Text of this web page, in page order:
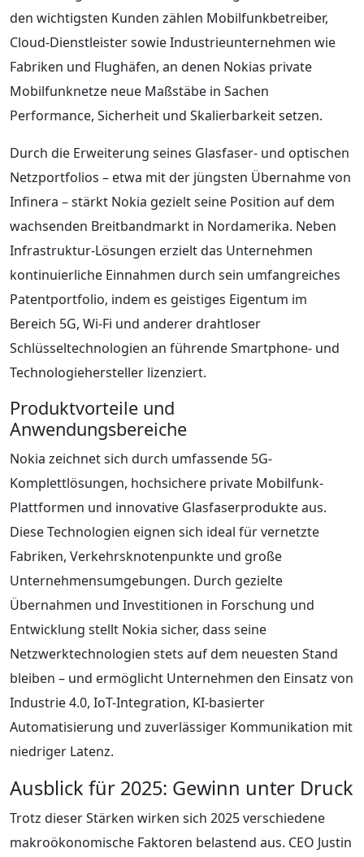
den wichtigsten Kunden zählen Mobilfunkbetreiber,
Cloud-Dienstleister sowie Industrieunternehmen wie
Fabriken und Flughäfen, an denen Nokias private
Mobilfunknetze neue Maßstäbe in Sachen
Performance, Sicherheit und Skalierbarkeit setzen.
Durch die Erweiterung seines Glasfaser- und optischen
Netzportfolios – etwa mit der jüngsten Übernahme von
Infinera – stärkt Nokia gezielt seine Position auf dem
wachsenden Breitbandmarkt in Nordamerika. Neben
Infrastruktur-Lösungen erzielt das Unternehmen
kontinuierliche Einnahmen durch sein umfangreiches
Patentportfolio, indem es geistiges Eigentum im
Bereich 5G, Wi-Fi und anderer drahtloser
Schlüsseltechnologien an führende Smartphone- und
Technologiehersteller lizenziert.
Produktvorteile und
Anwendungsbereiche
Nokia zeichnet sich durch umfassende 5G-
Komplettlösungen, hochsichere private Mobilfunk-
Plattformen und innovative Glasfaserprodukte aus.
Diese Technologien eignen sich ideal für vernetzte
Fabriken, Verkehrsknotenpunkte und große
Unternehmensumgebungen. Durch gezielte
Übernahmen und Investitionen in Forschung und
Entwicklung stellt Nokia sicher, dass seine
Netzwerktechnologien stets auf dem neuesten Stand
bleiben – und ermöglicht Unternehmen den Einsatz von
Industrie 4.0, IoT-Integration, KI-basierter
Automatisierung und zuverlässiger Kommunikation mit
niedriger Latenz.
Ausblick für 2025: Gewinn unter Druck
Trotz dieser Stärken wirken sich 2025 verschiedene
makroökonomische Faktoren belastend aus. CEO Justin